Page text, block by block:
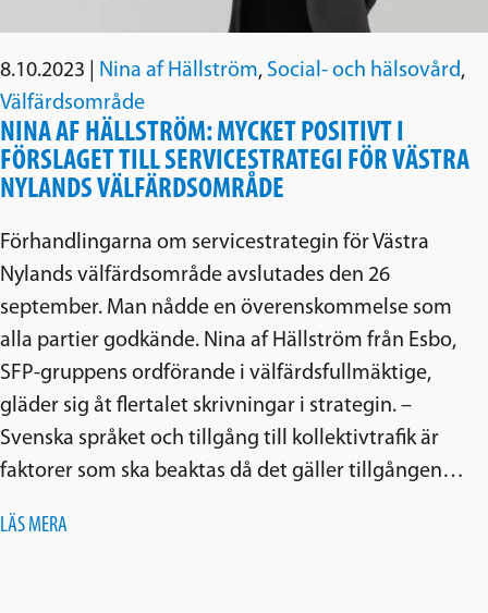
8.10.2023 Nina af Hällström, Social- och hälsovård,
Välfärdsområde
NINA AF HÄLLSTRÖM: MYCKET POSITIVT I
FÖRSLAGET TILL SERVICESTRATEGI FÖR VÄSTRA
NYLANDS VÄLFÄRDSOMRÅDE
Förhandlingarna om servicestrategin för Västra
Nylands välfärdsområde avslutades den 26
september. Man nådde en överenskommelse som
alla partier godkände. Nina af Hällström från Esbo,
SFP-gruppens ordförande i välfärdsfullmäktige,
gläder sig åt flertalet skrivningar i strategin. –
Svenska språket och tillgång till kollektivtrafik är
faktorer som ska beaktas då det gäller tillgången…
LÄS MERA